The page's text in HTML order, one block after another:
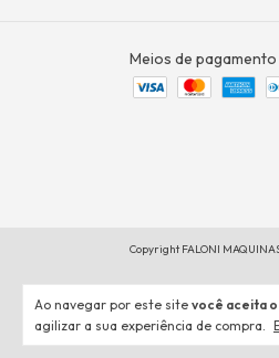
Ao navegar por este site você aceita
agilizar a sua experiência de compra.
Meios de pagamento
Copyright FALONI